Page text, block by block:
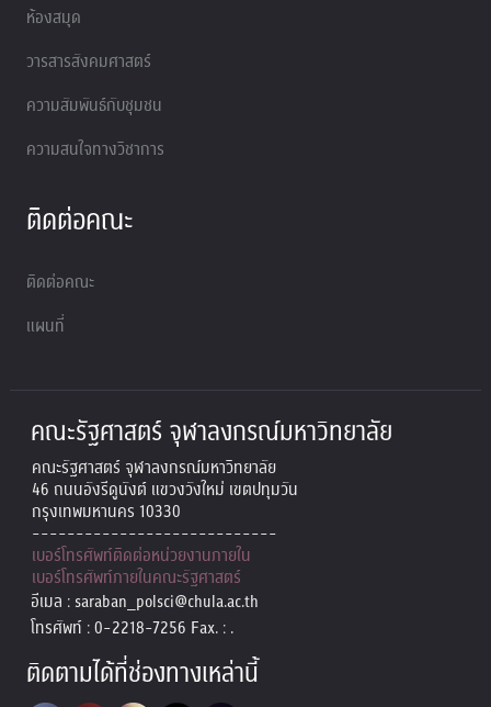
ห้องสมุด
วารสารสังคมศาสตร์
ความสัมพันธ์กับชุมชน
ความสนใจทางวิชาการ
ติดต่อคณะ
ติดต่อคณะ
แผนที่
คณะรัฐศาสตร์ จุฬาลงกรณ์มหาวิทยาลัย
คณะรัฐศาสตร์ จุฬาลงกรณ์มหาวิทยาลัย
46 ถนนอังรีดูนังต์ แขวงวังใหม่ เขตปทุมวัน
กรุงเทพมหานคร 10330
----------------------------
เบอร์โทรศัพท์ติดต่อหน่วยงานภายใน
เบอร์โทรศัพท์ภายในคณะรัฐศาสตร์
อีเมล : saraban_polsci@chula.ac.th
โทรศัพท์ : 0-2218-7256 Fax. : .
ติดตามได้ที่ช่องทางเหล่านี้